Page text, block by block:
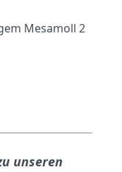
Mesamoll 2
unseren